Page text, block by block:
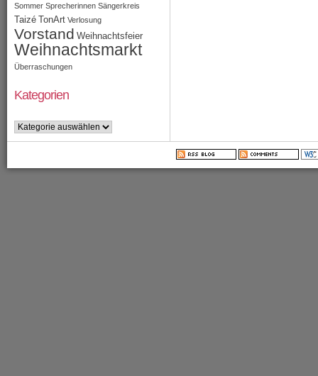
Sommer Sprecherinnen Sängerkreis
Taizé TonArt Verlosung
Vorstand Weihnachtsfeier
Weihnachtsmarkt
Überraschungen
Kategorien
Kategorien